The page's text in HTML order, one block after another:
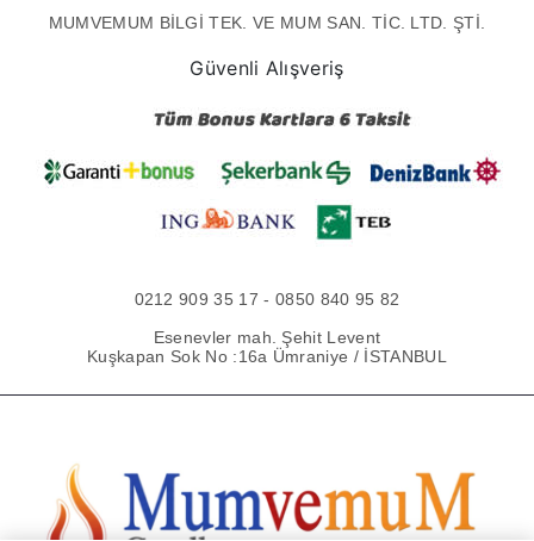
MUMVEMUM BİLGİ TEK. VE MUM SAN. TİC. LTD. ŞTİ.
Güvenli Alışveriş
0212 909 35 17 - 0850 840 95 82
Esenevler mah. Şehit Levent
Kuşkapan Sok No :16a Ümraniye / İSTANBUL